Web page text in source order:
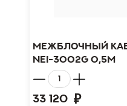
Межблочный
NEI-3002G 0,5м
33 120 ₽